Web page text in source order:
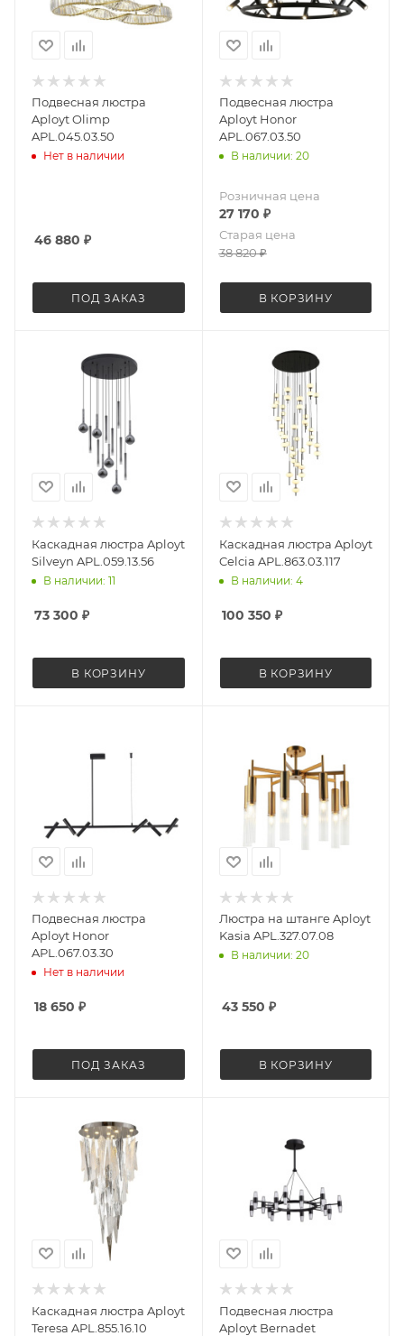
Подвесная люстра
Aployt Olimp
APL.045.03.50
Нет в наличии
46 880 ₽
ПОД ЗАКАЗ
Подвесная люстра
Aployt Honor
APL.067.03.50
В наличии: 20
Розничная цена
27 170 ₽
Старая цена
38 820₽
В КОРЗИНУ
Каскадная люстра Aployt
Silveyn APL.059.13.56
В наличии: 11
73 300 ₽
В КОРЗИНУ
Каскадная люстра Aployt
Celcia APL.863.03.117
В наличии: 4
100 350 ₽
В КОРЗИНУ
Подвесная люстра
Aployt Honor
APL.067.03.30
Нет в наличии
18 650 ₽
ПОД ЗАКАЗ
Люстра на штанге Aployt
Kasia APL.327.07.08
В наличии: 20
43 550 ₽
В КОРЗИНУ
Каскадная люстра Aployt
Teresa APL.855.16.10
Подвесная люстра
Aployt Bernadet